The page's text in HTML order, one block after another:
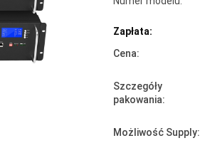
Zapłata:
Cena:
Szczegóły
pakowania:
Możliwość Supply: